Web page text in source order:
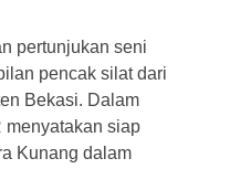
pertunjukan seni
pencak silat dari
Bekasi. Dalam
siap
Kunang dalam